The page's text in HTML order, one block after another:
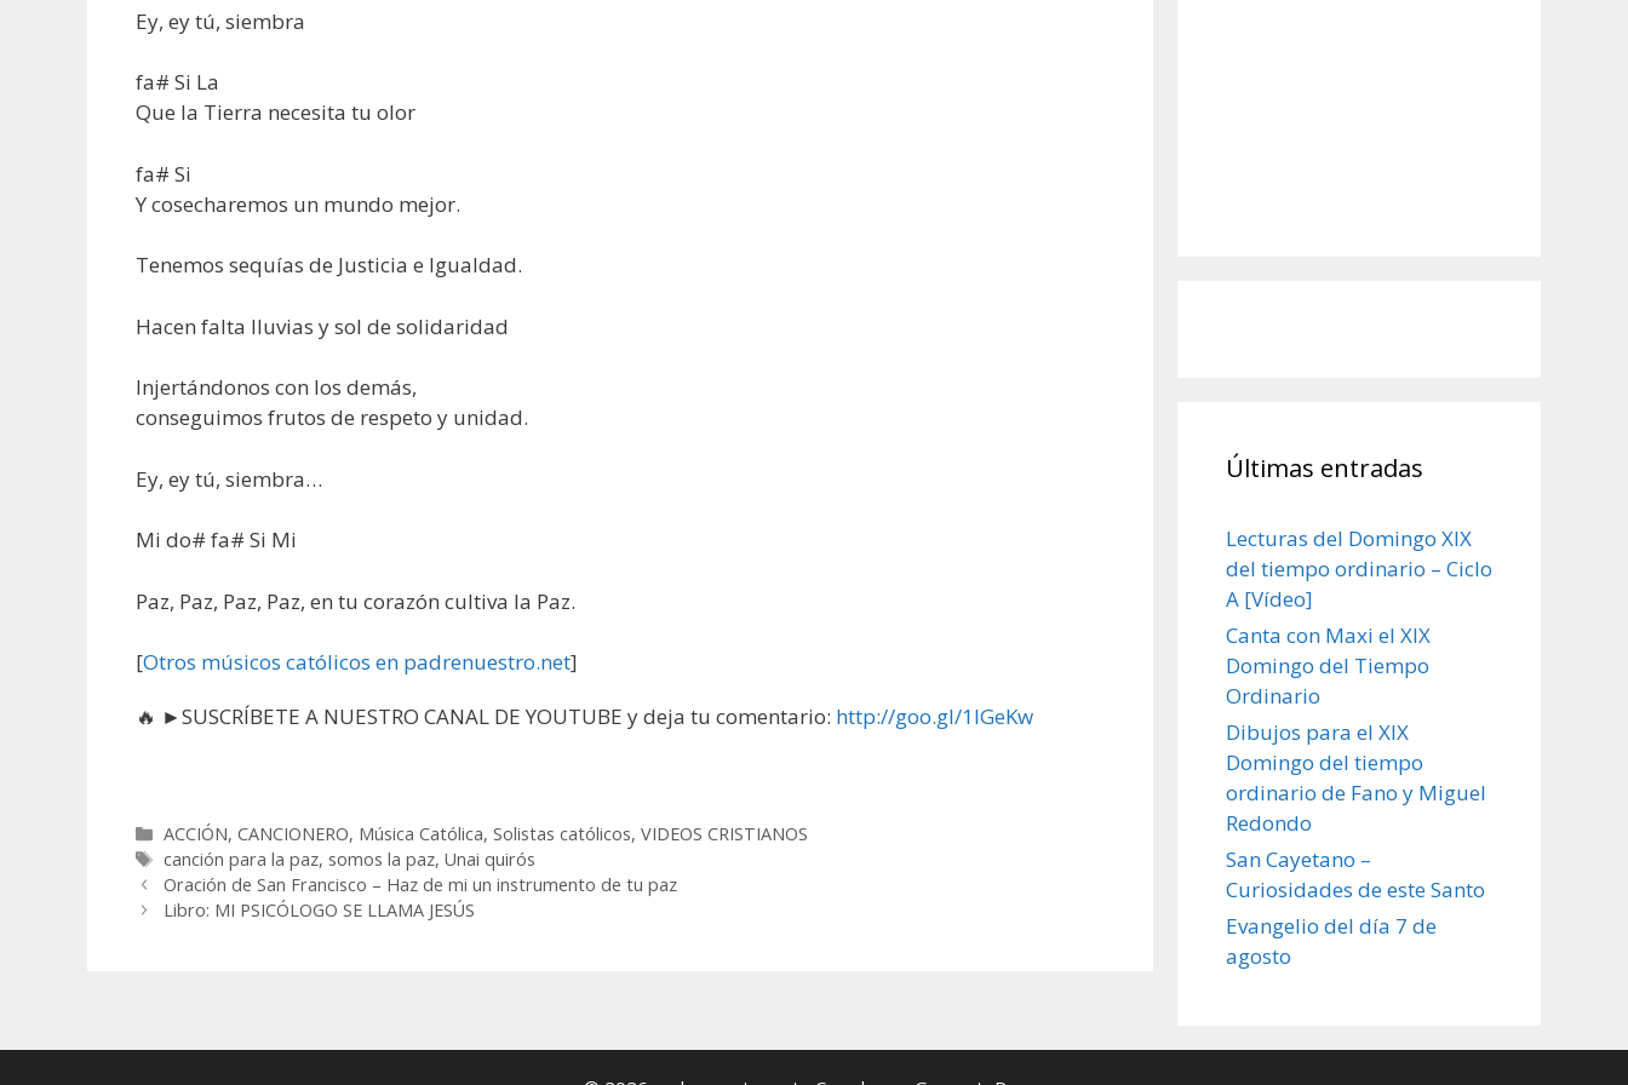
Ey, ey tú, siembra
fa# Si La
Que la Tierra necesita tu olor
fa# Si
Y cosecharemos un mundo mejor.
Tenemos sequías de Justicia e Igualdad.
Hacen falta lluvias y sol de solidaridad
Injertándonos con los demás,
conseguimos frutos de respeto y unidad.
Ey, ey tú, siembra…
Mi do# fa# Si Mi
Paz, Paz, Paz, Paz, en tu corazón cultiva la Paz.
[Otros músicos católicos en padrenuestro.net]
🔥 ►SUSCRÍBETE A NUESTRO CANAL DE YOUTUBE y deja tu comentario: http://goo.gl/1IGeKw
Categorías
ACCIÓN,CANCIONERO, Música Católica,Solistas católicos,VIDEOS CRISTIANOS
Etiquetas
canción para la paz, somos la paz,Unai quirós
Oración de San Francisco – Haz de mi un instrumento de tu paz
Libro: MI PSICÓLOGO SE LLAMA JESÚS
Últimas entradas
Lecturas del Domingo XIX
del tiempo ordinario – Ciclo
A [Vídeo]
Canta con Maxi el XIX
Domingo del Tiempo
Ordinario
Dibujos para el XIX
Domingo del tiempo
ordinario de Fano y Miguel
Redondo
San Cayetano –
Curiosidades de este Santo
Evangelio del día 7 de
agosto